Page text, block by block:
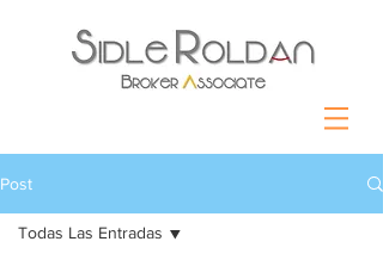
Post
Todas Las Entradas